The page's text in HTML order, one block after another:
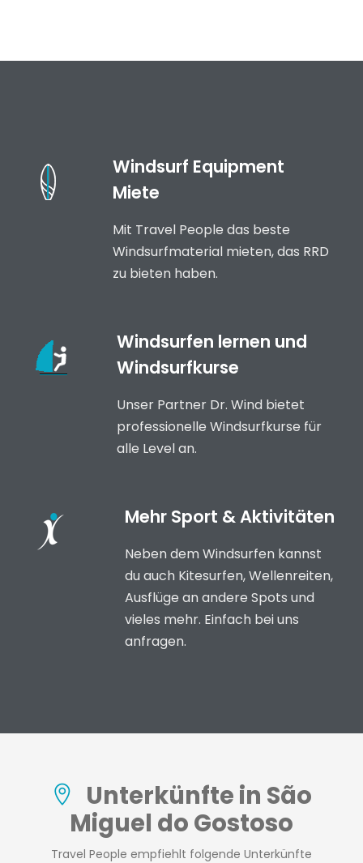
Windsurf Equipment
Miete
Mit Travel People das beste
Windsurfmaterial mieten, das RRD
zu bieten haben.
Windsurfen lernen und
Windsurfkurse
Unser Partner Dr. Wind bietet
professionelle Windsurfkurse für
alle Level an.
Mehr Sport & Aktivitäten
Neben dem Windsurfen kannst
du auch Kitesurfen, Wellenreiten,
Ausflüge an andere Spots und
vieles mehr. Einfach bei uns
anfragen.
Unterkünfte in São
Miguel do Gostoso
Travel People empfiehlt folgende Unterkünfte